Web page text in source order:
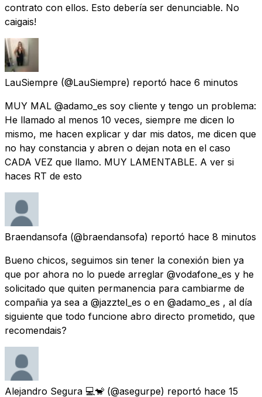
contrato con ellos. Esto debería ser denunciable. No
caigais!
LauSiempre (@LauSiempre) reportó hace 6 minutos
MUY MAL @adamo_es soy cliente y tengo un problema:
He llamado al menos 10 veces, siempre me dicen lo
mismo, me hacen explicar y dar mis datos, me dicen que
no hay constancia y abren o dejan nota en el caso
CADA VEZ que llamo. MUY LAMENTABLE. A ver si
haces RT de esto
Braendansofa (@braendansofa) reportó hace 8 minutos
Bueno chicos, seguimos sin tener la conexión bien ya
que por ahora no lo puede arreglar @vodafone_es y he
solicitado que quiten permanencia para cambiarme de
compañia ya sea a @jazztel_es o en @adamo_es , al día
siguiente que todo funcione abro directo prometido, que
recomendais?
Alejandro Segura 💻🐒 (@asegurpe) reportó hace 15